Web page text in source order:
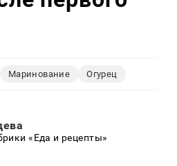
Маринование Огурец
«Еда и рецепты»